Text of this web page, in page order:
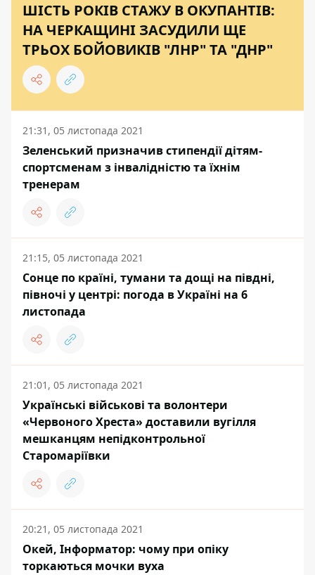
ШІСТЬ РОКІВ СТАЖУ В ОКУПАНТІВ:
НА ЧЕРКАЩИНІ ЗАСУДИЛИ ЩЕ
ТРЬОХ БОЙОВИКІВ "ЛНР" ТА "ДНР"
21:31, 05 листопада 2021
Зеленський призначив стипендії дітям-
спортсменам з інвалідністю та їхнім
тренерам
21:15, 05 листопада 2021
Сонце по країні, тумани та дощі на півдні,
півночі у центрі: погода в Україні на 6
листопада
21:01, 05 листопада 2021
Українські військові та волонтери
«Червоного Хреста» доставили вугілля
мешканцям непідконтрольної
Старомаріївки
20:21, 05 листопада 2021
Окей, Інформатор: чому при опіку
торкаються мочки вуха